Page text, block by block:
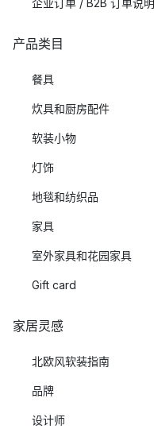
企业订单 / B2B 订单说明
产品类目
餐具
炊具和厨房配件
软装小物
灯饰
地毯和纺织品
家具
室外家具和花园家具
Gift card
家居灵感
北欧风软装指南
品牌
设计师